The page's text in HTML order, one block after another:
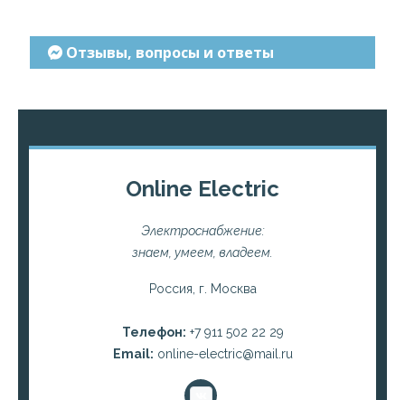
Отзывы, вопросы и ответы
Online Electric
Электроснабжение:
знаем, умеем, владеем.
Россия, г. Москва
Телефон: +7 911 502 22 29
Email: online-electric@mail.ru